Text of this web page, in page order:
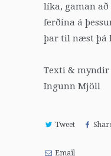
líka, gaman
ferðina á
þar til næst þá
Texti & myndir
Ingunn Mjöll
Tweet
Email